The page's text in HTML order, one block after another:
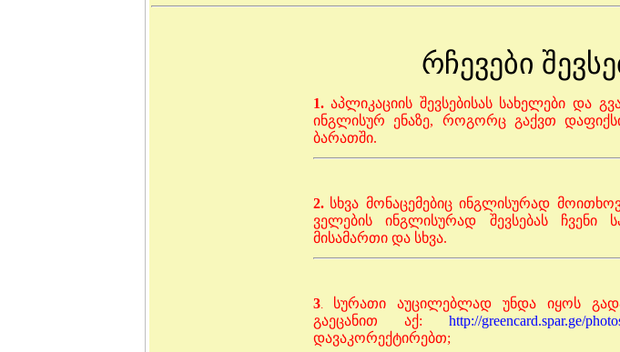
რჩევები
1. აპლიკაციის შევსებისას სახელები
ინგლისურ ენაზე, როგორც გაქვთ
ბარათში.
2. სხვა მონაცემებიც ინგლისურად
ველების ინგლისურად შევსებას ჩვენი
მისამართი და სხვა.
3. სურათი აუცილებლად უნდა იყოს
გაეცანით აქ:http://greencard.spar.ge/
დავაკორექტირებთ;